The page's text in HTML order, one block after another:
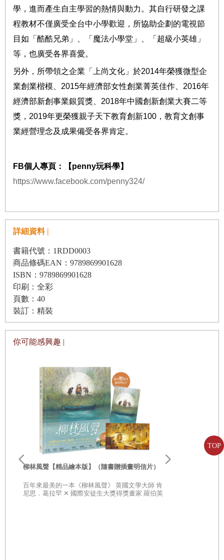
TOP
學，進而產生自主學習的熱情與動力。其自行研發之課
程教材不僅廣受全台中小學歡迎，所協助企劃的電視節
目如「酷酷兄弟」、「魔法小學堂」、「超級小英雄」
等，也廣受各界喜愛。
另外，所帶領之企業「上尚文化」於2014年榮獲微型企
業創業楷模、 2015年經濟部女性創業菁英佳作、 2016年
經濟部新創事業銀質獎、 2018年中國創新創業大賽二等
獎， 2019年更榮獲親子天下教育創新100 ，教育文創事
業經營理念及成果備受各界肯定。
FB個人專頁：【penny玩科學】
https://www.facebook.com/penny324/
詳細資料 |
書籍代號：1RDD0003
商品條碼EAN：9789869901628
ISBN：9789869901628
印刷：全彩
頁數：40
裝訂：精裝
你可能感興趣 |
柳林風聲【精品繪本版】（隨書贈插畫明信片）
百年來最美的一本《柳林風聲》 英國文學大師 肯
尼思．葛拉罕 ✕ 國際安徒生大獎得獎畫家 羅伯英
李歐‧李奧